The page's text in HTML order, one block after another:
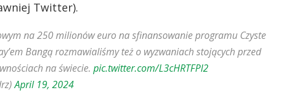
Twitter).
na 250 milionów euro na sfinansowanie programu Czyste
Bangą rozmawialiśmy też o wyzwaniach stojących przed
na świecie. pic.twitter.com/L3cHRTFPI2
April 19, 2024